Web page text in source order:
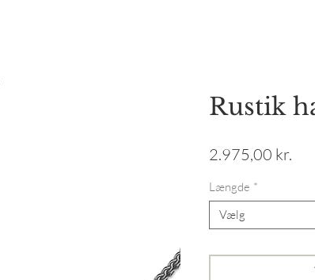
Rustik
2.975,00 kr.
Længde *
Vælg